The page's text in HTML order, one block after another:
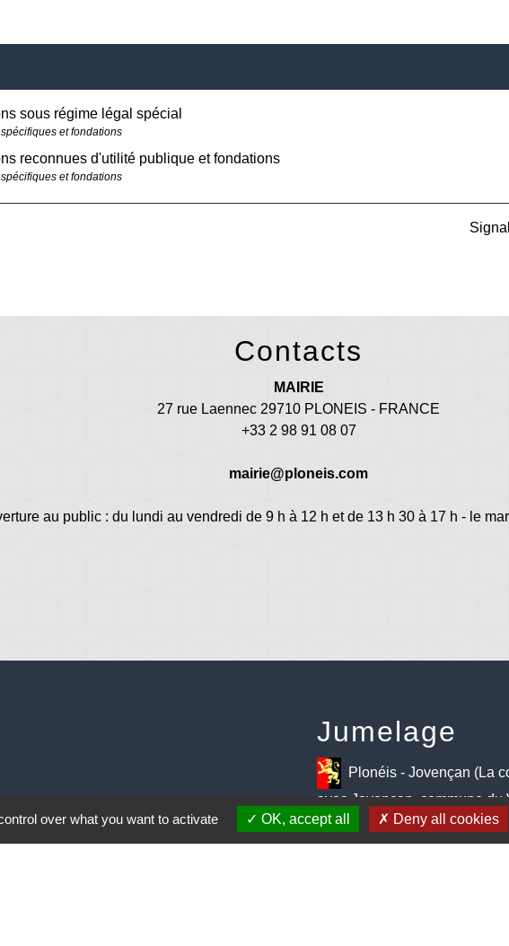
sous régime légal spécial
et fondations
reconnues d'utilité publique et fondations
et fondations
Contacts
MAIRIE
27 rue Laennec 29710 PLONEIS - FRANCE
+33 2 98 91 08 07
mairie@ploneis.com
au public : du lundi au vendredi de 9 h à 12 h et de 13 h 30 à 17 h - le
Jumelage
Plonéis - Jovençan (La
avec Jovençan, commune
over what you want to activate OK, accept all Deny all cookies